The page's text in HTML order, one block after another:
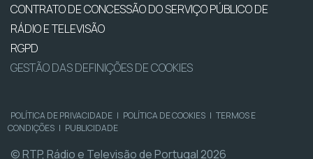
CONTRATO DE CONCESSÃO DO SERVIÇO PÚBLICO DE
RÁDIO E TELEVISÃO
RGPD
GESTÃO DAS DEFINIÇÕES DE COOKIES
POLÍTICA DE PRIVACIDADE | POLÍTICA DE COOKIES | TERMOS E
CONDIÇÕES | PUBLICIDADE
© RTP, Rádio e Televisão de Portugal 2026